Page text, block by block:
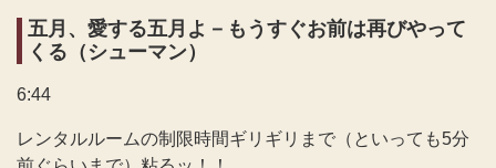
五月、愛する五月よ－もうすぐお前は再びやって
くる（シューマン）
6:44
レンタルルームの制限時間ギリギリまで（といっても5分